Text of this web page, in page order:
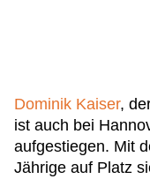
Dominik Kaiser,
ist auch bei
aufgestiegen. Mit
Jährige auf Platz